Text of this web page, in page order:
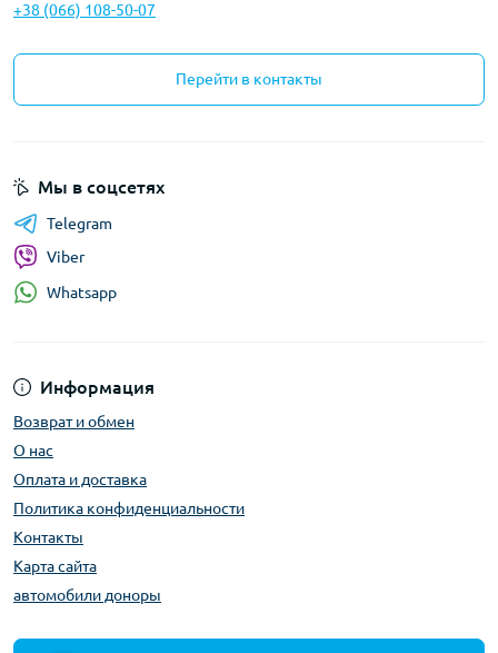
+38 (066) 108-50-07
Перейти в контакты
Информация
Возврат и обмен
О нас
Оплата и доставка
Политика конфиденциальности
Контакты
Карта сайта
автомобили доноры
Мы в соцсетях
Telegram
Viber
Whatsapp